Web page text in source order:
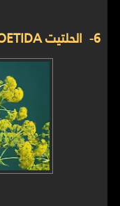
6- الحلتيت FERULA ASSA-FOETIDA